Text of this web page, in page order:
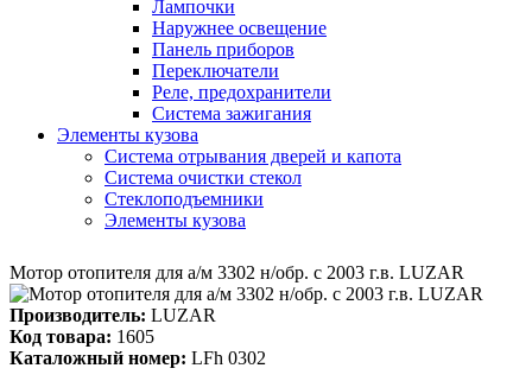
Лампочки
Наружнее освещение
Панель приборов
Переключатели
Реле, предохранители
Система зажигания
Элементы кузова
Система отрывания дверей и капота
Система очистки стекол
Стеклоподъемники
Элементы кузова
Мотор отопителя для а/м 3302 н/обр. с 2003 г.в. LUZAR
Производитель: LUZAR
Код товара: 1605
Каталожный номер: LFh 0302